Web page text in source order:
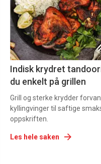
Indisk krydret
du enkelt på grillen
Grill og sterke krydder
kyllingvinger til saftige
oppskriften.
Les hele saken